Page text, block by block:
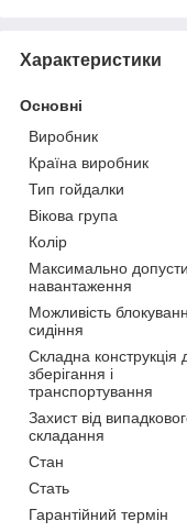
Характеристики
Основні
Виробник
Країна виробник
Тип гойдалки
Вікова група
Колір
Максимально
навантаження
Можливість
сидіння
Складна конструкція
зберігання і
транспортування
Захист від
складання
Стан
Стать
Гарантійний термін